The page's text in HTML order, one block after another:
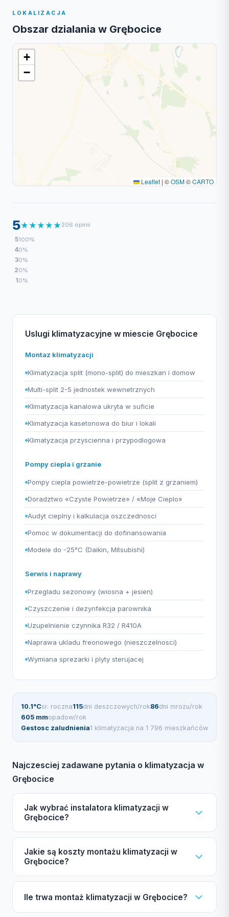
LOKALIZACJA
Obszar dzialania w Grębocice
+
−
Leaflet | ©OSM©CARTO
5★★★★★ 206 opinii
5100%
40%
30%
20%
10%
Uslugi klimatyzacyjne w miescie Grębocice
Montaz klimatyzacji
Klimatyzacja split (mono-split) do mieszkan i domow
Multi-split 2-5 jednostek wewnetrznych
Klimatyzacja kanalowa ukryta w suficie
Klimatyzacja kasetonowa do biur i lokali
Klimatyzacja przyscienna i przypodlogowa
Pompy ciepla i grzanie
Pompy ciepla powietrze-powietrze (split z grzaniem)
Doradztwo «Czyste Powietrze» / «Moje Cieplo»
Audyt cieplny i kalkulacja oszczednosci
Pomoc w dokumentacji do dofinansowania
Modele do -25°C (Daikin, Mitsubishi)
Serwis i naprawy
Przegladu sezonowy (wiosna + jesien)
Czyszczenie i dezynfekcja parownika
Uzupelnienie czynnika R32 / R410A
Naprawa ukladu freonowego (nieszczelnosci)
Wymiana sprezarki i plyty sterujacej
10.1°Csr. roczna115dni deszczowych/rok86dni mrozu/rok
605 mmopadow/rok
Gestosc zaludnienia1 klimatyzacja na 1 796 mieszkańców
Najczesciej zadawane pytania o klimatyzacja w
Grębocice
Jak wybrać instalatora klimatyzacji w
Grębocice?
Podczas wyboru instalatora klimatyzacji w
Grębocice zwróć uwagę na kilka istotnych
ubezpieczenie OC, autoryzacje producentów,
gwarancja oraz opinie klientów są kluczowe. Nasz
Jakie są koszty montażu klimatyzacji w
Grębocice?
mocy urządzenia (2,5-7 kW), liczby jednostek
Ile trwa montaż klimatyzacji w Grębocice?